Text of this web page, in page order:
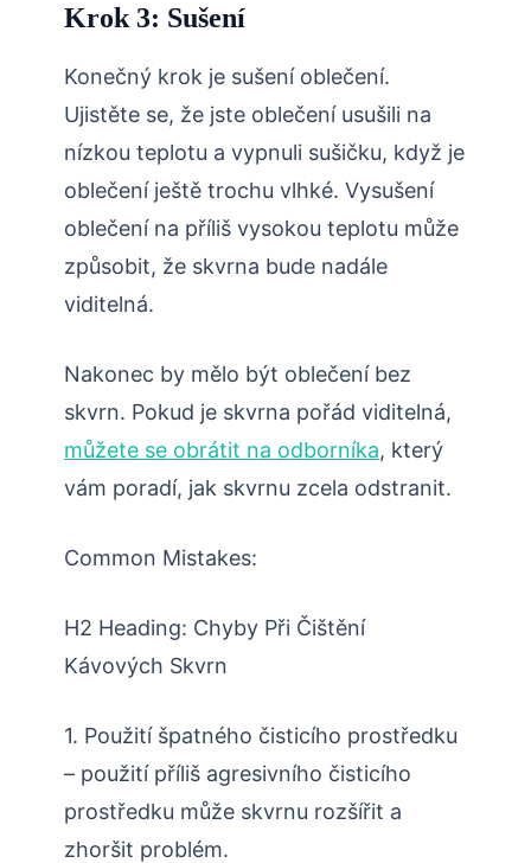
Krok 3: Sušení
Konečný krok je sušení oblečení.
Ujistěte se, že jste oblečení usušili na
nízkou teplotu a vypnuli sušičku, když je
oblečení ještě trochu vlhké. Vysušení
oblečení na příliš vysokou teplotu může
způsobit, že skvrna bude nadále
viditelná.
Nakonec by mělo být oblečení bez
skvrn. Pokud je skvrna pořád viditelná,
můžete se obrátit na odborníka, který
vám poradí, jak skvrnu zcela odstranit.
Common Mistakes:
H2 Heading: Chyby Při Čištění
Kávových Skvrn
1. Použití špatného čisticího prostředku
– použití příliš agresivního čisticího
prostředku může skvrnu rozšířit a
zhoršit problém.